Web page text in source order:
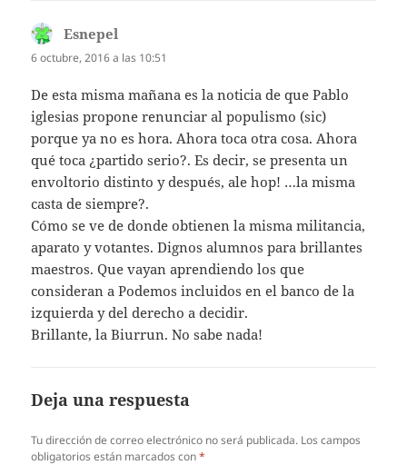
Esnepel
6 octubre, 2016 a las 10:51
De esta misma mañana es la noticia de que Pablo
iglesias propone renunciar al populismo (sic)
porque ya no es hora. Ahora toca otra cosa. Ahora
qué toca ¿partido serio?. Es decir, se presenta un
envoltorio distinto y después, ale hop! …la misma
casta de siempre?.
Cómo se ve de donde obtienen la misma militancia,
aparato y votantes. Dignos alumnos para brillantes
maestros. Que vayan aprendiendo los que
consideran a Podemos incluidos en el banco de la
izquierda y del derecho a decidir.
Brillante, la Biurrun. No sabe nada!
Deja una respuesta
Tu dirección de correo electrónico no será publicada. Los campos
obligatorios están marcados con*